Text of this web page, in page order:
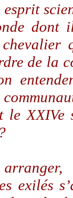
esprit
dont
de la
le
exilés